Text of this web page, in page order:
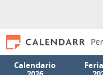
Calendario